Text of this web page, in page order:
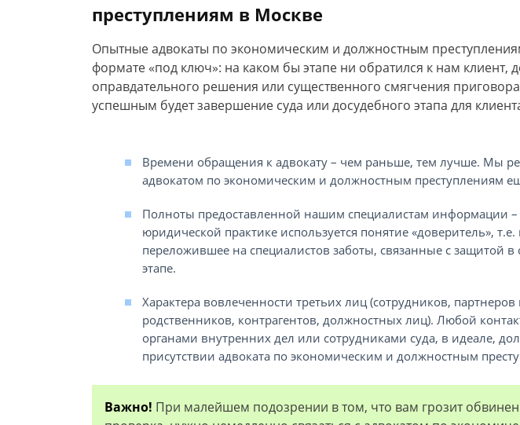
преступлениям в Москве
Опытные адвокаты по экономическим и должностным
формате «под ключ»: на каком бы этапе ни обратился к нам клиент,
оправдательного решения или существенного смягчения
успешным будет завершение суда или досудебного этапа для
Времени обращения к адвокату – чем раньше, тем лучше. Мы
адвокатом по экономическим и должностным преступлениям
Полноты предоставленной нашим специалистам информации –
юридической практике используется понятие «доверитель»,
переложившее на специалистов заботы, связанные с защитой в
этапе.
Характера вовлеченности третьих лиц (сотрудников, партнеров
родственников, контрагентов, должностных лиц). Любой
органами внутренних дел или сотрудниками суда, в идеале,
присутствии адвоката по экономическим и должностным
Важно! При малейшем подозрении в том, что вам грозит